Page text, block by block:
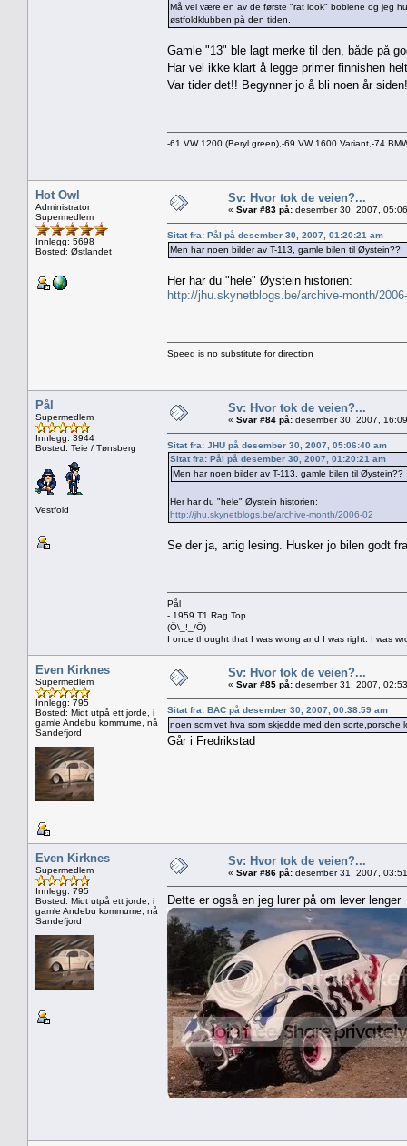
Må vel være en av de første "rat look" boblene og jeg
østfoldklubben på den tiden.
Gamle "13" ble lagt merke til den, både på
Har vel ikke klart å legge primer finnishen
Var tider det!! Begynner jo å bli noen år
-61 VW 1200 (Beryl green),-69 VW 1600 Variant,-74
Hot Owl
Administrator
Supermedlem
Innlegg: 5698
Bosted: Østlandet
Sv: Hvor tok de veien?...
« Svar #83 på: desember 30, 2007,
Sitat fra: Pål på desember 30, 2007, 01:20:21 am
Men har noen bilder av T-113, gamle bilen til Øystein??
Her har du "hele" Øystein historien:
http://jhu.skynetblogs.be/archive-month/
Speed is no substitute for direction
Pål
Supermedlem
Innlegg: 3944
Bosted: Teie / Tønsberg
Vestfold
Sv: Hvor tok de veien?...
« Svar #84 på: desember 30, 2007,
Sitat fra: JHU på desember 30, 2007, 05:06:40 am
Sitat fra: Pål på desember 30, 2007, 01:20:21 am
Men har noen bilder av T-113, gamle bilen til Øystein??
Her har du "hele" Øystein historien:
http://jhu.skynetblogs.be/archive-month/2006-02
Se der ja, artig lesing. Husker jo bilen godt
Pål
- 1959 T1 Rag Top
(Ö\_!_/Ö)
I once thought that I was wrong and I was right. I was
Even Kirknes
Supermedlem
Innlegg: 795
Bosted: Midt utpå ett jorde, i
gamle Andebu kommume, nå
Sandefjord
Sv: Hvor tok de veien?...
« Svar #85 på: desember 31, 2007,
Sitat fra: BAC på desember 30, 2007, 00:38:59 am
noen som vet hva som skjedde med den sorte,porsche
Går i Fredrikstad
Even Kirknes
Supermedlem
Innlegg: 795
Bosted: Midt utpå ett jorde, i
gamle Andebu kommume, nå
Sandefjord
Sv: Hvor tok de veien?...
« Svar #86 på: desember 31, 2007,
Dette er også en jeg lurer på om lever lenger